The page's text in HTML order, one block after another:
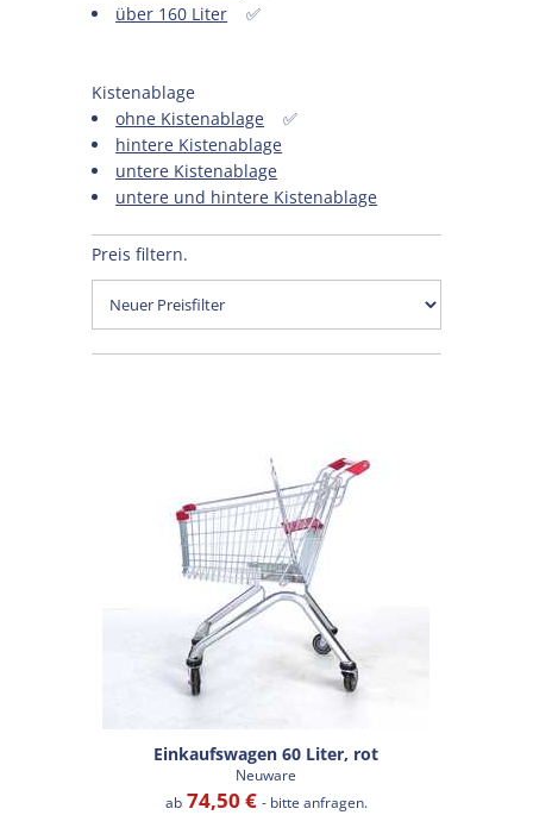
über 160 Liter ✅
Kistenablage
ohne Kistenablage ✅
hintere Kistenablage
untere Kistenablage
untere und hintere Kistenablage
Preis filtern.
Einkaufswagen 60 Liter, rot
Neuware
ab74,50 € - bitte anfragen.